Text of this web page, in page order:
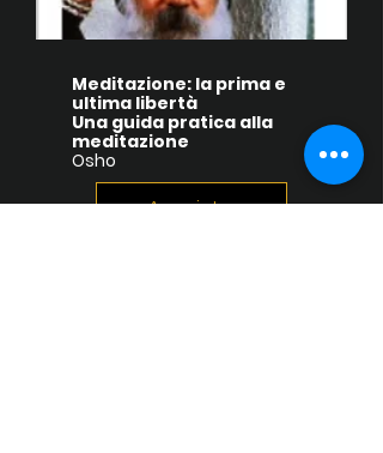
Meditazione: la prima e
ultima libertà
Una guida pratica alla
meditazione
Osho
Acquista